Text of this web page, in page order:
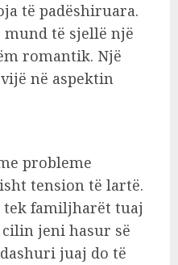
të padëshiruara.
të sjellë një
romantik. Një
në aspektin
probleme
tension të lartë.
tek familjharët tuaj
jeni hasur së
juaj do të